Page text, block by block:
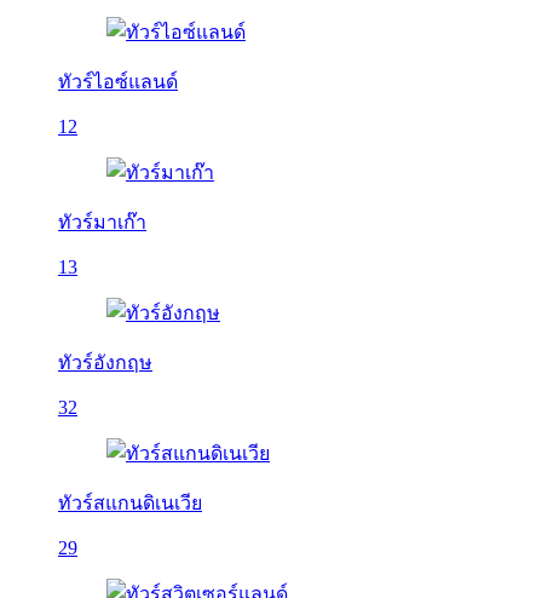
ทัวร์ไอซ์แลนด์
12
ทัวร์มาเก๊า
13
ทัวร์อังกฤษ
32
ทัวร์สแกนดิเนเวีย
29